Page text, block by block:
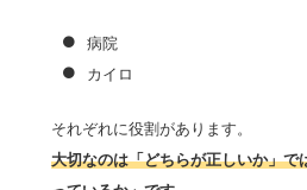
病院
カイロ
それぞれに役割があります。
大切なのは「どちらが正しいか」で